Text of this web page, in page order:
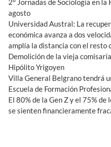
2° Jornadas de Sociología en la
agosto
Universidad Austral: La
económica avanza a dos
amplía la distancia con el resto
Demolición de la vieja
Hipólito Yrigoyen
Villa General Belgrano tendrá
Escuela de Formación
El 80% de la Gen Z y el 75% de
se sienten financieramente